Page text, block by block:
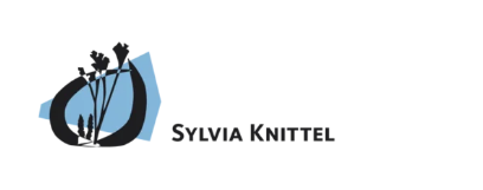
Hauptnavigation
springen
springen
Seitenspalte
springen
springen